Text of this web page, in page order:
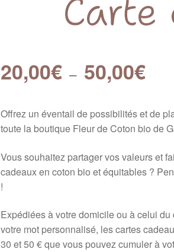
Carte
20,00€ – 50,00€
Offrez un éventail de possibilités et de
toute la boutique Fleur de Coton bio de
Vous souhaitez partager vos valeurs et
cadeaux en coton bio et équitables ?
!
Expédiées à votre domicile ou à celui
votre mot personnalisé, les cartes
30 et 50 € que vous pouvez cumuler à